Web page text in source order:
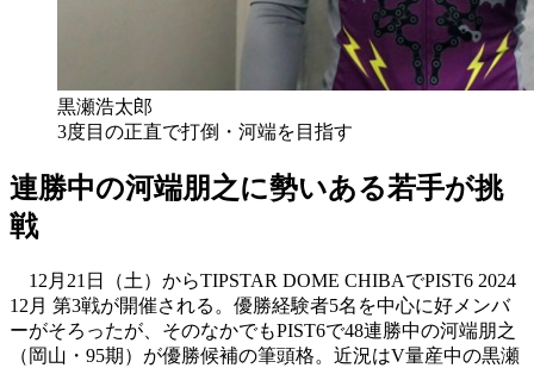
黒瀬浩太郎
3度目の正直で打倒・河端を目指す
連勝中の河端朋之に勢いある若手が挑
戦
12月21日（土）からTIPSTAR DOME CHIBAでPIST6 2024
12月 第3戦が開催される。優勝経験者5名を中心に好メンバ
ーがそろったが、そのなかでもPIST6で48連勝中の河端朋之
（岡山・95期）が優勝候補の筆頭格。近況はV量産中の黒瀬